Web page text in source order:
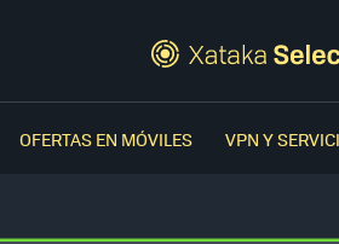
OFERTAS EN MÓVILES VPN Y